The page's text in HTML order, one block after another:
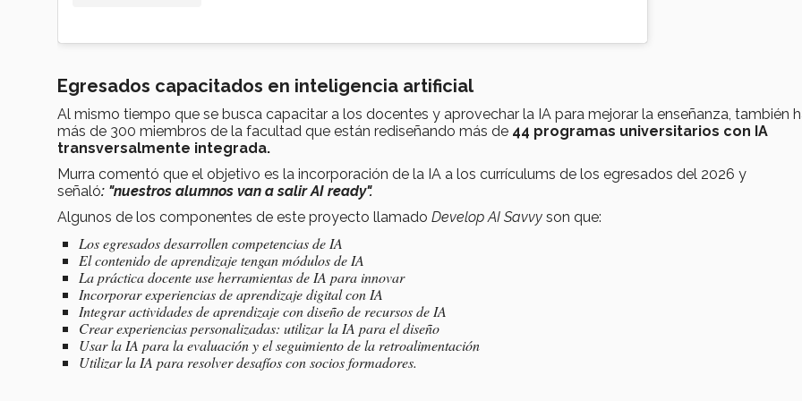
Egresados capacitados en inteligencia artificial
Al mismo tiempo que se busca capacitar a los docentes y aprovechar la IA para mejorar la enseñanza, también
más de 300 miembros de la facultad que están rediseñando más de 44 programas universitarios con IA
transversalmente integrada.
Murra comentó que el objetivo es la incorporación de la IA a los currículums de los egresados del 2026 y
señaló: "nuestros alumnos van a salir AI ready".
Algunos de los componentes de este proyecto llamado Develop AI Savvy son que:
Los egresados desarrollen competencias de IA
El contenido de aprendizaje tengan módulos de IA
La práctica docente use herramientas de IA para innovar
Incorporar experiencias de aprendizaje digital con IA
Integrar actividades de aprendizaje con diseño de recursos de IA
Crear experiencias personalizadas: utilizar la IA para el diseño
Usar la IA para la evaluación y el seguimiento de la retroalimentación
Utilizar la IA para resolver desafíos con socios formadores.